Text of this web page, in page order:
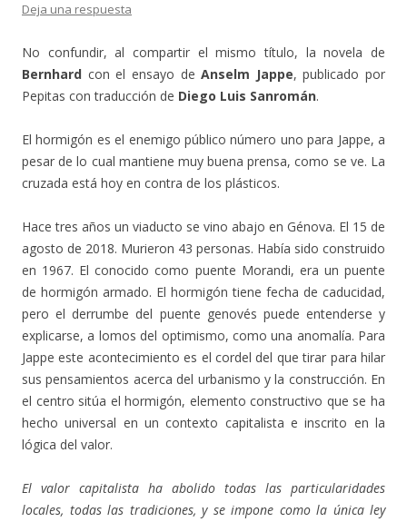
Deja una respuesta
No confundir, al compartir el mismo título, la novela de
Bernhard con el ensayo deAnselm Jappe, publicado por
Pepitas con traducción de Diego Luis Sanromán.
El hormigón es el enemigo público número uno para Jappe, a
pesar de lo cual mantiene muy buena prensa, como se ve. La
cruzada está hoy en contra de los plásticos.
Hace tres años un viaducto se vino abajo en Génova. El 15 de
agosto de 2018. Murieron 43 personas. Había sido construido
en 1967. El conocido como puente Morandi, era un puente
de hormigón armado. El hormigón tiene fecha de caducidad,
pero el derrumbe del puente genovés puede entenderse y
explicarse, a lomos del optimismo, como una anomalía. Para
Jappe este acontecimiento es el cordel del que tirar para hilar
sus pensamientos acerca del urbanismo y la construcción. En
el centro sitúa el hormigón, elemento constructivo que se ha
hecho universal en un contexto capitalista e inscrito en la
lógica del valor.
El valor capitalista ha abolido todas las particularidades
locales, todas las tradiciones, y se impone como la única ley